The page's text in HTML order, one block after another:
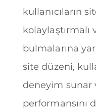
kullanıcıların
bulmalarına
site düzeni,
deneyim sunar
performansını